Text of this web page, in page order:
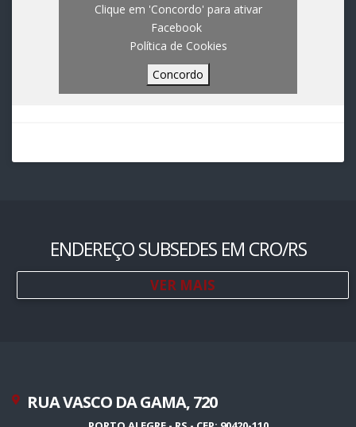
Clique em 'Concordo' para ativar
Facebook
Política de Cookies
Concordo
ENDEREÇO SUBSEDES EM CRO/RS
VER MAIS
RUA VASCO DA GAMA, 720